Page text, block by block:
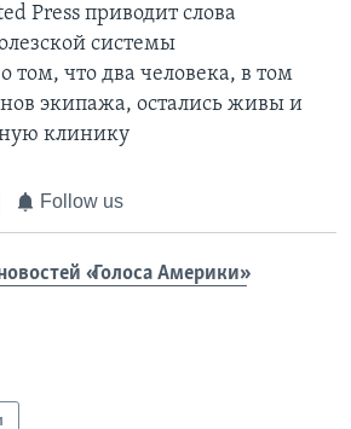
Press приводит слова
системы
том, что два человека, в том
экипажа, остались живы и
клинику
Follow us
«Голоса Америки»